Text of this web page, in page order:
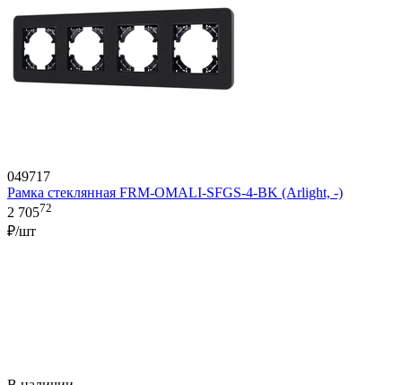
049717
Рамка стеклянная FRM-OMALI-SFGS-4-BK (Arlight, -)
2 70572
₽/шт